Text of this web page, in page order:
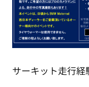
サーキット走行